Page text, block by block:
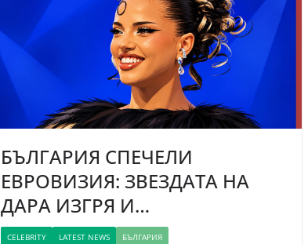
БЪЛГАРИЯ СПЕЧЕЛИ
ЕВРОВИЗИЯ: ЗВЕЗДАТА НА
ДАРА ИЗГРЯ И…
CELEBRITY LATEST NEWS БЪЛГАРИЯ